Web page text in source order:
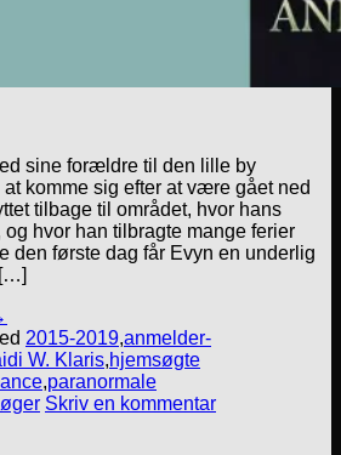
sine forældre til den lille by
komme sig efter at være gået ned
tilbage til området, hvor hans
hvor han tilbragte mange ferier
den første dag får Evyn en underlig
2015-2019,anmelder-
W. Klaris,hjemsøgte
,paranormale
Skriv en kommentar